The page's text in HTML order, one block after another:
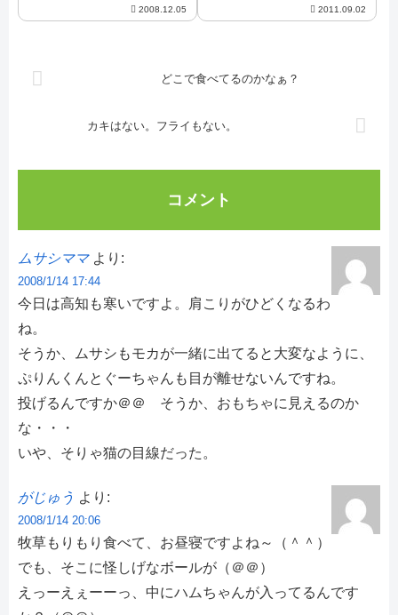
2008.12.05 2011.09.02
どこで食べてるのかなぁ？
カキはない。フライもない。
コメント
ムサシママ より:
2008/1/14 17:44
今日は高知も寒いですよ。肩こりがひどくなるわ
ね。
そうか、ムサシもモカが一緒に出てると大変なように、
ぷりんくんとぐーちゃんも目が離せないんですね。
投げるんですか＠＠ そうか、おもちゃに見えるのか
な・・・
いや、そりゃ猫の目線だった。
がじゅう より:
2008/1/14 20:06
牧草もりもり食べて、お昼寝ですよね～（＾＾）
でも、そこに怪しげなボールが（＠＠）
えっーえぇーーっ、中にハムちゃんが入ってるんです